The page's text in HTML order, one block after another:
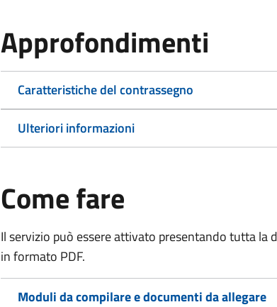
Approfondimenti
Caratteristiche del contrassegno
Ulteriori informazioni
Come fare
Il servizio può essere attivato presentando tutta la
in formato PDF.
Moduli da compilare e documenti da allegare